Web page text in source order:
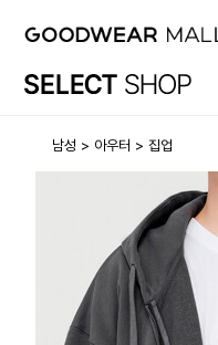
남성 아우터 집업